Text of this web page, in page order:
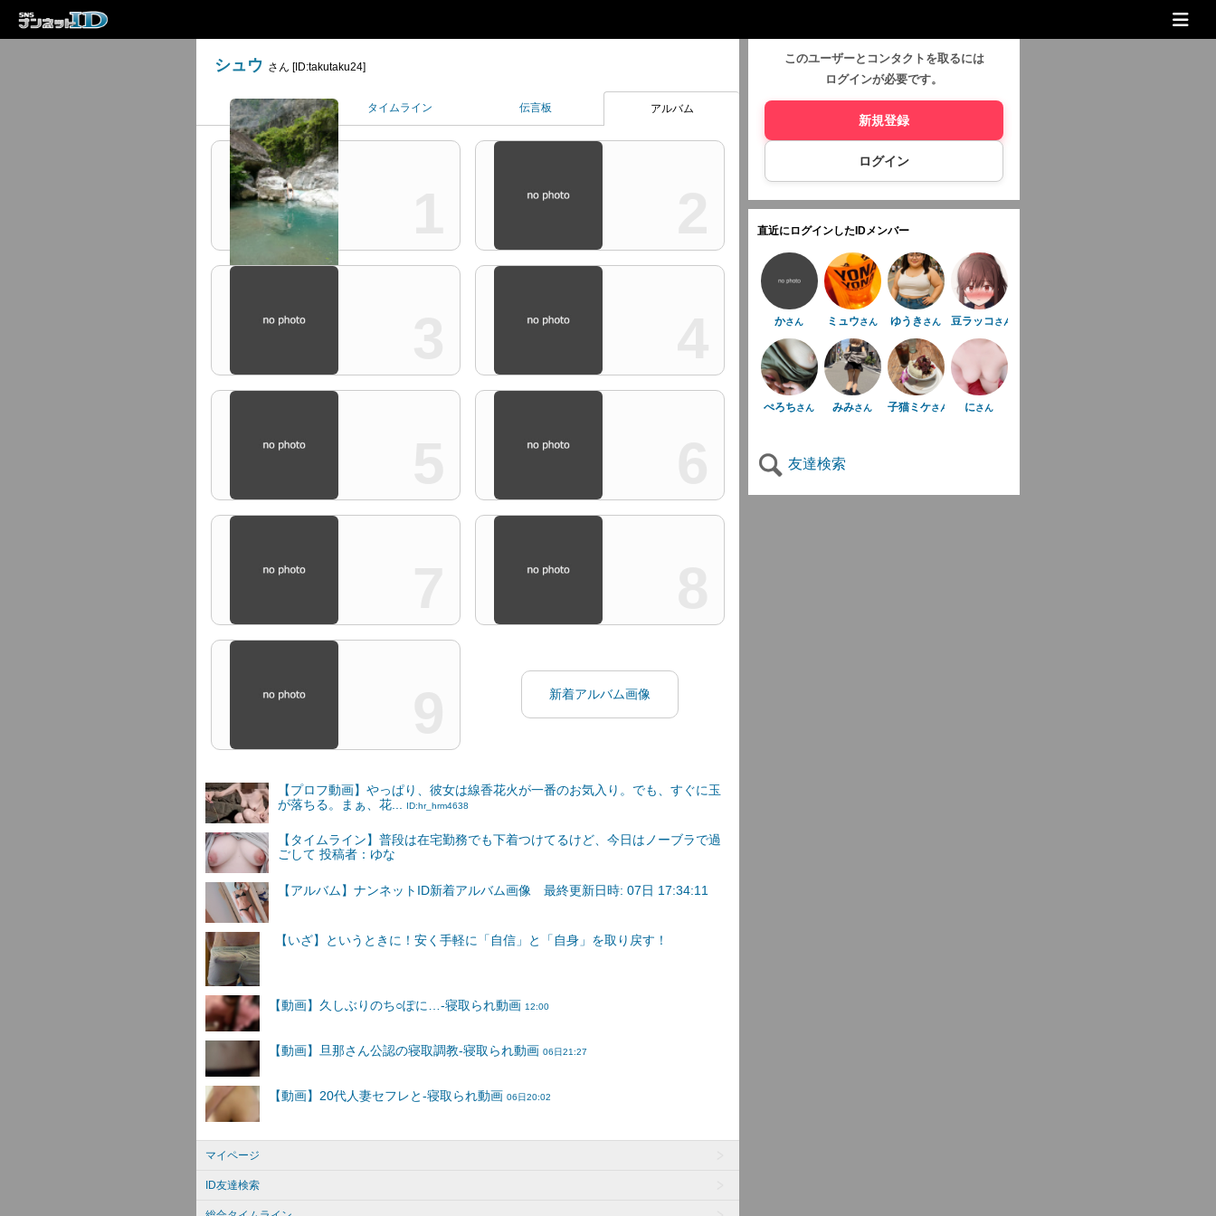
シュウ さん [ID:takutaku24]
プロフィール タイムライン 伝言板 アルバム
新着アルバム画像
【プロフ動画】やっぱり、彼女は線香花火が一番のお気入り。でも、すぐに玉
が落ちる。まぁ、花...
ID:hr_hrm4638
【タイムライン】普段は在宅勤務でも下着つけてるけど、今日はノーブラで過
ごして 投稿者：ゆな
【アルバム】ナンネットID新着アルバム画像 最終更新日時: 07日 17:34:11
マイページ
ID友達検索
このユーザーとコンタクトを取るには
ログインが必要です。
新規登録
ログイン
直近にログインしたIDメンバー
かさん ミュウさん ゆうき さん 豆ラッコさん
ぺろちさん みみさん 子猫ミケさん にさん
友達検索